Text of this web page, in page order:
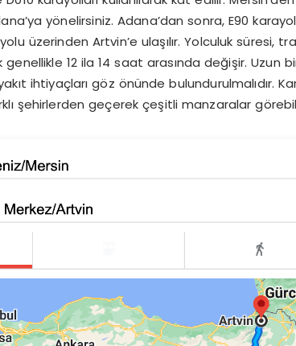
yönelirsiniz. Adana’dan sonra, E90
üzerinden Artvin’e ulaşılır. Yolculuk süresi,
12 ila 14 saat arasında değişir. Uzun
ihtiyaçları göz önünde bulundurulmalıdır.
şehirlerden geçerek çeşitli manzaralar